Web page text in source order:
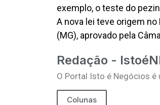
exemplo, o teste do
A nova lei teve origem
(MG), aprovado pela
Redação -
O Portal Isto é Negócios
Colunas